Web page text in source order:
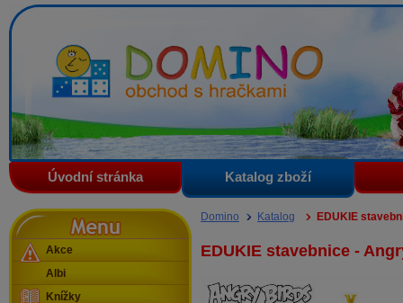
Domino - obchod s hračkami
Úvodní stránka Katalog zboží
Domino Katalog EDUKIE
EDUKIE stavebnice -
Menu
Akce
Albi
Knížky